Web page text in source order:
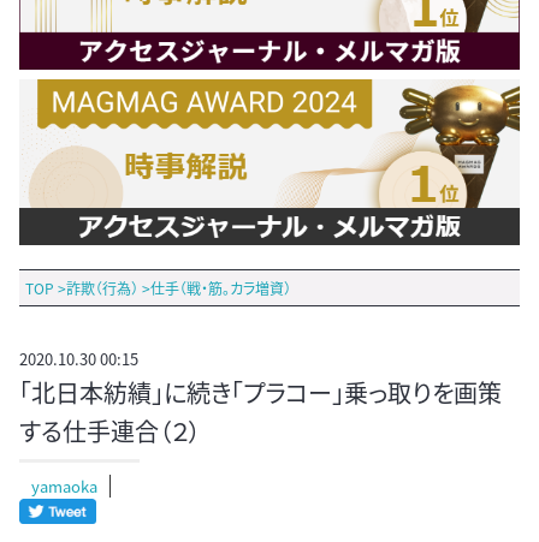
TOP >詐欺（行為） >仕手（戦・筋。カラ増資）
2020.10.30 00:15
「北日本紡績」に続き「プラコー」乗っ取りを画策
する仕手連合（２）
yamaoka